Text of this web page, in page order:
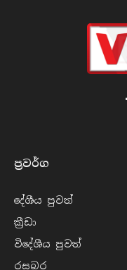
ප්‍රවර්​ග
දේශීය පුව​ත්
ක්‍රී​ඩා
විදේශීය පුව​ත්
රසබ​ර